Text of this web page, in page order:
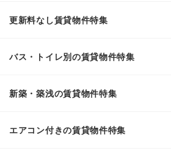
更新料なし賃貸物件特集
バス・トイレ別の賃貸物件特集
新築・築浅の賃貸物件特集
エアコン付きの賃貸物件特集